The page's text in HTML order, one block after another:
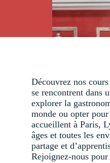
Découvrez nos
se rencontrent dans
explorer la
monde ou opter
accueillent à Paris,
âges et toutes les
partage et
Rejoignez-nous